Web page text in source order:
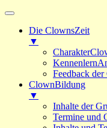
Die ClownsZeit
▼
Feedback
ClownBildung
▼
Inhalte der
Termine und